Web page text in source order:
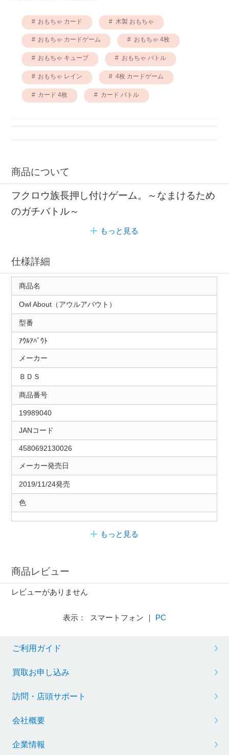
おもちゃ カード 木製 おもちゃ
おもちゃ カードゲーム おもちゃ 4枚
おもちゃ キューブ おもちゃ バトル
おもちゃ レイン 4枚 カードゲーム
カード 4枚 カード バトル
商品について
フクロウ族長押し付けゲーム。～なまけるため
のガチバトル～
もっと見る
仕様詳細
商品名
Owl About（アウルアバウト）
型番
ｱｳﾙｱﾊﾞｳﾄ
メーカー
ＢＤＳ
商品番号
19989040
JANコード
4580692130026
メーカー発売日
2019/11/24発売
色
もっと見る
商品レビュー
レビューがありません
表示： スマートフォン ｜ PC
ご利用ガイド
買取お申し込み
訪問・店頭サポート
会社概要
企業情報